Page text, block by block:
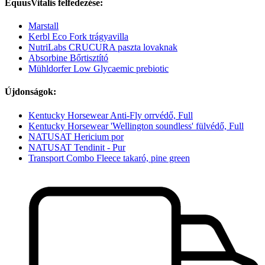
EquusVitalis felfedezése:
Marstall
Kerbl Eco Fork trágyavilla
NutriLabs CRUCURA paszta lovaknak
Absorbine Bőrtisztító
Mühldorfer Low Glycaemic prebiotic
Újdonságok:
Kentucky Horsewear Anti-Fly orrvédő, Full
Kentucky Horsewear 'Wellington soundless' fülvédő, Full
NATUSAT Hericium por
NATUSAT Tendinit - Pur
Transport Combo Fleece takaró, pine green